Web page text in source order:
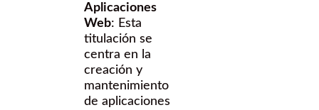
Aplicaciones
Web: Esta
titulación se
centra en la
creación y
mantenimiento
de aplicaciones